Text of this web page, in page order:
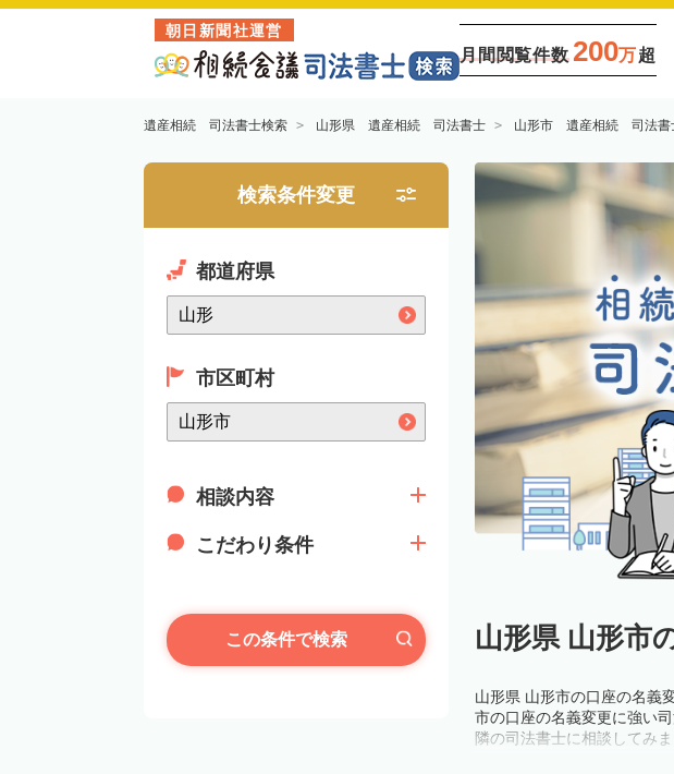
朝日新聞社運営
月間閲覧件数 200万超
遺産相続 司法書士検索 山形県 遺産相続 司法書士 山形市 遺産相続 司法書
検索条件変更
都道府県
市区町村
相談内容
こだわり条件
この条件で検索 山形県 山形市
山形県 山形市の口座の名義
市の口座の名義変更に強い
隣の司法書士に相談してみま